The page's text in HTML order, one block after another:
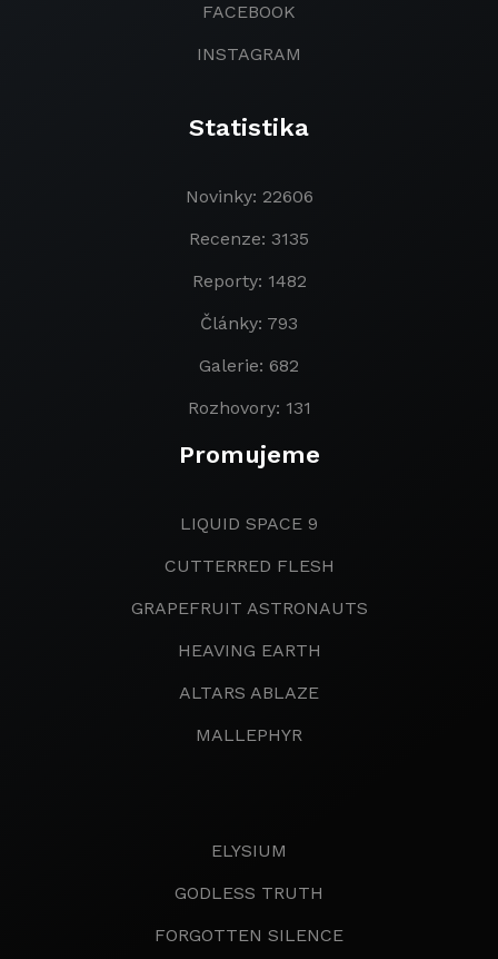
FACEBOOK
INSTAGRAM
Statistika
Novinky: 22606
Recenze: 3135
Reporty: 1482
Články: 793
Galerie: 682
Rozhovory: 131
Promujeme
LIQUID SPACE 9
CUTTERRED FLESH
GRAPEFRUIT ASTRONAUTS
HEAVING EARTH
ALTARS ABLAZE
MALLEPHYR
ELYSIUM
GODLESS TRUTH
FORGOTTEN SILENCE